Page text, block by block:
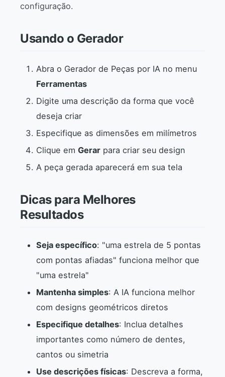
configuração.
Usando o Gerador
Abra o Gerador de Peças por IA no menu
Ferramentas
Digite uma descrição da forma que você
deseja criar
Especifique as dimensões em milímetros
Clique em Gerar para criar seu design
A peça gerada aparecerá em sua tela
Dicas para Melhores
Resultados
Seja específico: "uma estrela de 5 pontas
com pontas afiadas" funciona melhor que
"uma estrela"
Mantenha simples: A IA funciona melhor
com designs geométricos diretos
Especifique detalhes: Inclua detalhes
importantes como número de dentes,
cantos ou simetria
Use descrições físicas: Descreva a forma,